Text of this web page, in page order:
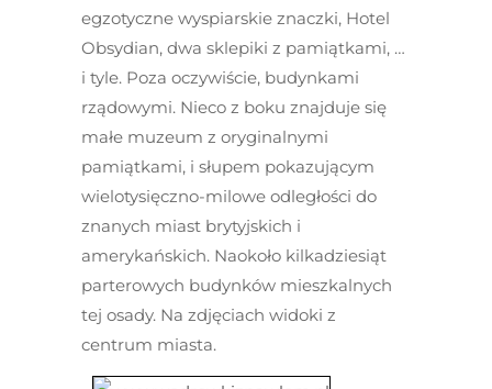
egzotyczne wyspiarskie znaczki, Hotel
Obsydian, dwa sklepiki z pamiątkami, …
i tyle. Poza oczywiście, budynkami
rządowymi. Nieco z boku znajduje się
małe muzeum z oryginalnymi
pamiątkami, i słupem pokazującym
wielotysięczno-milowe odległości do
znanych miast brytyjskich i
amerykańskich. Naokoło kilkadziesiąt
parterowych budynków mieszkalnych
tej osady. Na zdjęciach widoki z
centrum miasta.